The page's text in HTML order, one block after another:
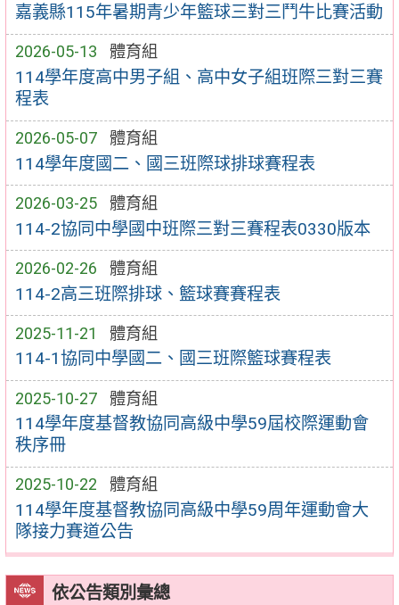
嘉義縣115年暑期青少年籃球三對三鬥牛比賽活動
2026-05-13 體育組
114學年度高中男子組、高中女子組班際三對三賽
程表
2026-05-07 體育組
114學年度國二、國三班際球排球賽程表
2026-03-25 體育組
114-2協同中學國中班際三對三賽程表0330版本
2026-02-26 體育組
114-2高三班際排球、籃球賽賽程表
2025-11-21 體育組
114-1協同中學國二、國三班際籃球賽程表
2025-10-27 體育組
114學年度基督教協同高級中學59屆校際運動會
秩序冊
2025-10-22 體育組
114學年度基督教協同高級中學59周年運動會大
隊接力賽道公告
依公告類別彙總